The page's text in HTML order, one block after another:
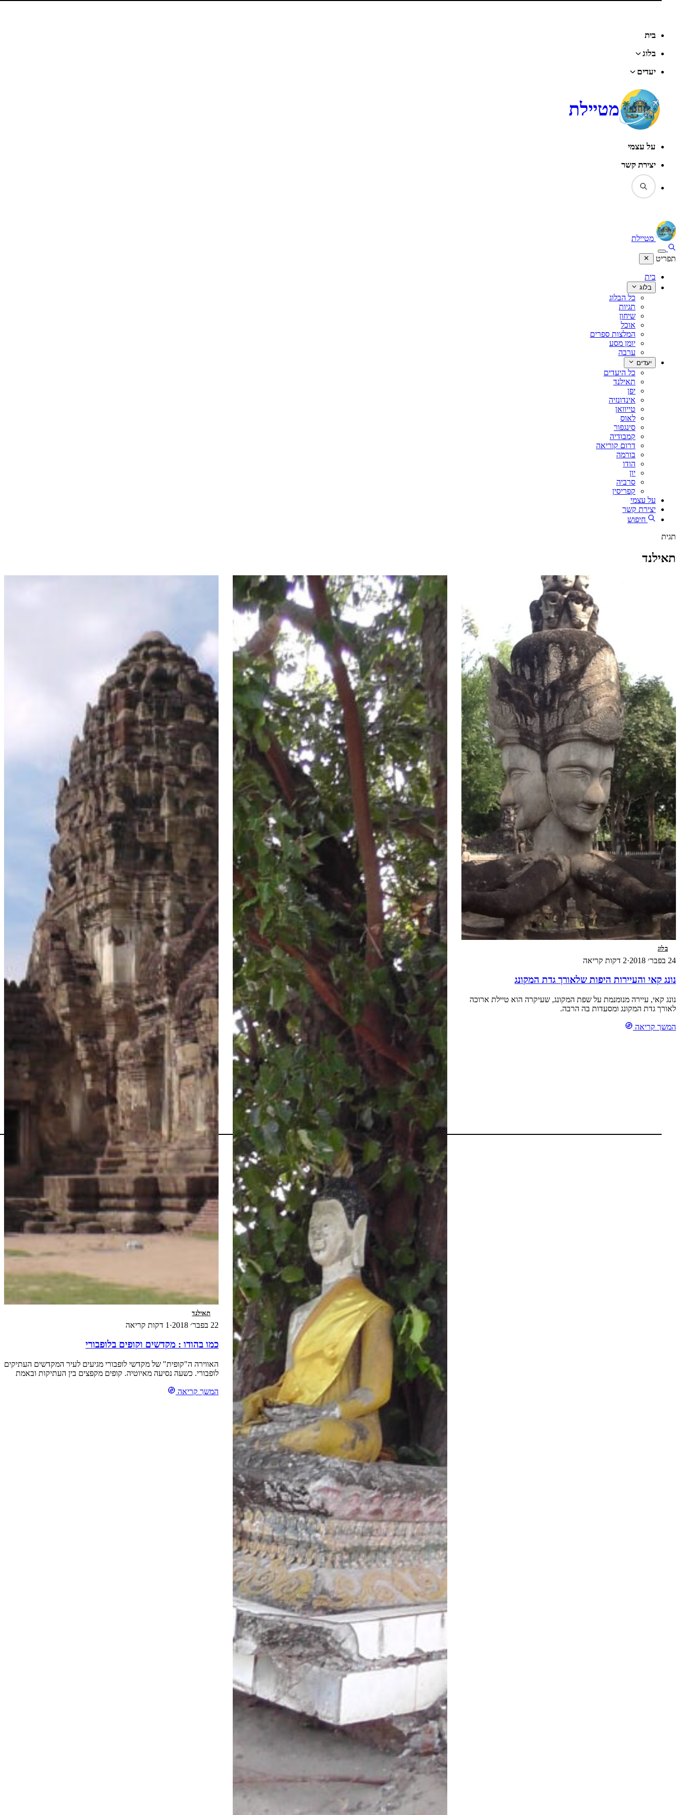
בית
בלוג
יעדים
מטיילת
על עצמי
יצירת קשר
מטיילת
תפריט
בית
בלוג
כל הבלוג
תגיות
שיחון
אוכל
המלצות ספרים
יומן מסע
ערבה
יעדים
כל היעדים
תאילנד
יפן
אינדונזיה
טייוואן
לאוס
סינגפור
קמבודיה
דרום קוריאה
בורמה
הודו
יון
סרביה
קפריסין
על עצמי
יצירת קשר
חיפוש
תגית
תאילנד
בלוג
24 בפבר׳ 2018 ·2 דקות קריאה
נונג קאי והעיירות היפות שלאורך גדת המקונג
נונג קאי, עיירה מנומנמת על שפת המקונג, שעיקרה הוא טיילת ארוכה
לאורך גדת המקונג ומסעדות בה הרבה.
המשך קריאה
תאילנד
22 בפבר׳ 2018 · 1 דקות קריאה
כמו בהודו : מקדשים וקופים בלופבורי
האווירה ה"קופית" של מקדשי לופבורי מגיעים לעיר המקדשים העתיקים
לופבורי. כשעה נסיעה מאיוטיה. קופים מקפצים בין העתיקות ובאמת
בעיקר לאל שיווה ולאל בראהמה. (מהמיתולגיה ההינדית, שורשי
המשך קריאה